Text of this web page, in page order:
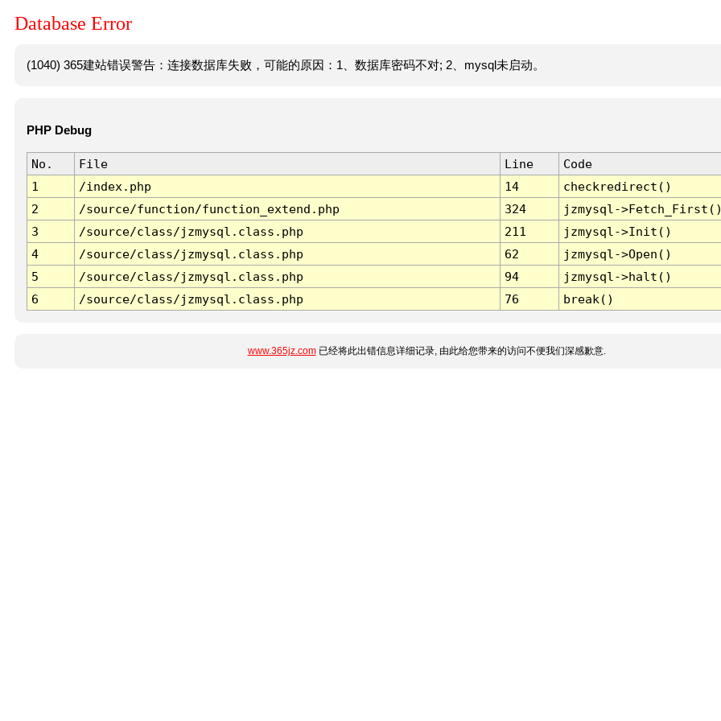
Database Error
(1040) 365建站错误警告：连接数据库失败，可能的原因：1、数据库密码不对; 2、mysql未启动。
PHP Debug
No. File Line
Code
1
/index.php 14
checkredirect()
2
/source/function/function_extend.php 324
jzmysql-
3
/source/class/jzmysql.class.php 211
jzmysql->Init()
4
/source/class/jzmysql.class.php 62
jzmysql->Open()
5
/source/class/jzmysql.class.php 94
jzmysql->halt()
6
/source/class/jzmysql.class.php 76 break()
www.365jz.com已经将此出错信息详细记录, 由此给您带来的访问不便我们深感歉意.